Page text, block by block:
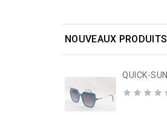
NOUVEAUX PRODUITS